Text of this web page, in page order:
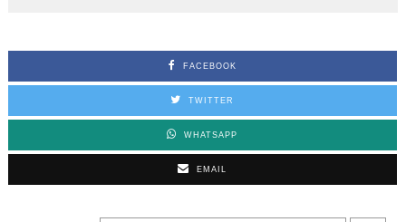
FACEBOOK
TWITTER
WHATSAPP
EMAIL